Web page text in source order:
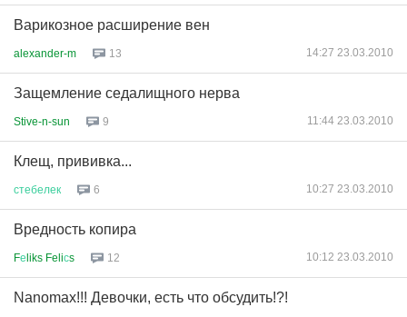
Варикозное расширение вен
alexander-m 13 14:27 23.03.2010
Защемление седалищного нерва
Stive-n-sun 9 11:44 23.03.2010
Клещ, прививка...
стебелек 6 10:27 23.03.2010
Вредность копира
Fеliks Feliсs 12 10:12 23.03.2010
Nanomax!!! Девочки, есть что обсудить!?!